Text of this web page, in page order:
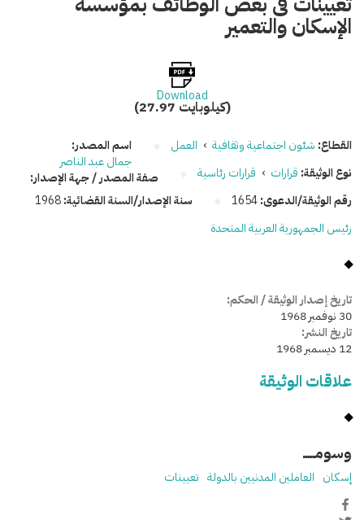
الإسكان والتعمير
Download
(27.97 كيلوبايت)
القطاع: شئون اجتماعية وثقافية › العمل
نوع الوثيقة: قرارات › قرارات رئاسية
رقم الوثيقة/الدعوى:1654 سنة الإصدار/السنة القضائية:1968
اسم المصدر:
جمال عبد الناصر
صفة المصدر / جهة الإصدار:
رئيس الجمهورية العربية المتحدة
تاريخ إصدار الوثيقة / الحكم:
30 نوفمبر 1968
تاريخ النشر:
12 ديسمبر 1968
علاقات الوثيقة
وسومـــــ
إسكان العاملين المدنيين بالدولة تعيينات